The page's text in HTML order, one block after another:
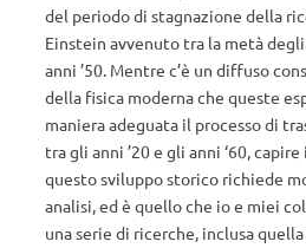
del periodo di stagnazione della
Einstein avvenuto tra la metà
anni ’50. Mentre c’è un diffuso
della fisica moderna che queste
maniera adeguata il processo di
tra gli anni ’20 e gli anni ‘60,
questo sviluppo storico richiede
analisi, ed è quello che io e miei
una serie di ricerche, inclusa quella